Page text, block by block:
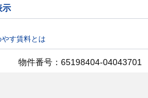
示
す賃料とは
物件番号：65198404-04043701